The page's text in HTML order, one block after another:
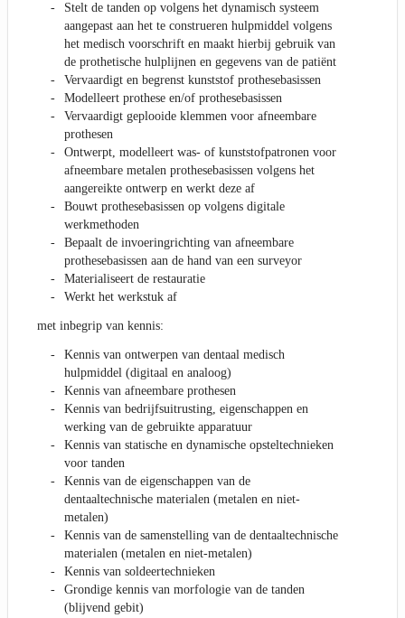
Stelt de tanden op volgens het dynamisch systeem
aangepast aan het te construeren hulpmiddel volgens
het medisch voorschrift en maakt hierbij gebruik van
de prothetische hulplijnen en gegevens van de patiënt
Vervaardigt en begrenst kunststof prothesebasissen
Modelleert prothese en/of prothesebasissen
Vervaardigt geplooide klemmen voor afneembare
prothesen
Ontwerpt, modelleert was- of kunststofpatronen voor
afneembare metalen prothesebasissen volgens het
aangereikte ontwerp en werkt deze af
Bouwt prothesebasissen op volgens digitale
werkmethoden
Bepaalt de invoeringrichting van afneembare
prothesebasissen aan de hand van een surveyor
Materialiseert de restauratie
Werkt het werkstuk af
met inbegrip van kennis:
Kennis van ontwerpen van dentaal medisch
hulpmiddel (digitaal en analoog)
Kennis van afneembare prothesen
Kennis van bedrijfsuitrusting, eigenschappen en
werking van de gebruikte apparatuur
Kennis van statische en dynamische opsteltechnieken
voor tanden
Kennis van de eigenschappen van de
dentaaltechnische materialen (metalen en niet-
metalen)
Kennis van de samenstelling van de dentaaltechnische
materialen (metalen en niet-metalen)
Kennis van soldeertechnieken
Grondige kennis van morfologie van de tanden
(blijvend gebit)